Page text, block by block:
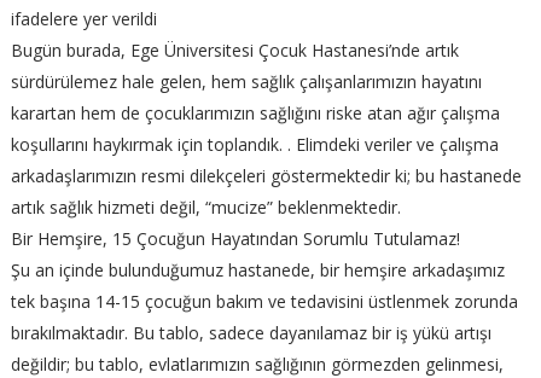
ifadelere yer verildi
Bugün burada, Ege Üniversitesi Çocuk Hastanesi’nde artık
sürdürülemez hale gelen, hem sağlık çalışanlarımızın hayatını
karartan hem de çocuklarımızın sağlığını riske atan ağır çalışma
koşullarını haykırmak için toplandık. . Elimdeki veriler ve çalışma
arkadaşlarımızın resmi dilekçeleri göstermektedir ki; bu hastanede
artık sağlık hizmeti değil, “mucize” beklenmektedir.
Bir Hemşire, 15 Çocuğun Hayatından Sorumlu Tutulamaz!
Şu an içinde bulunduğumuz hastanede, bir hemşire arkadaşımız
tek başına 14-15 çocuğun bakım ve tedavisini üstlenmek zorunda
bırakılmaktadır. Bu tablo, sadece dayanılamaz bir iş yükü artışı
değildir; bu tablo, evlatlarımızın sağlığının görmezden gelinmesi,